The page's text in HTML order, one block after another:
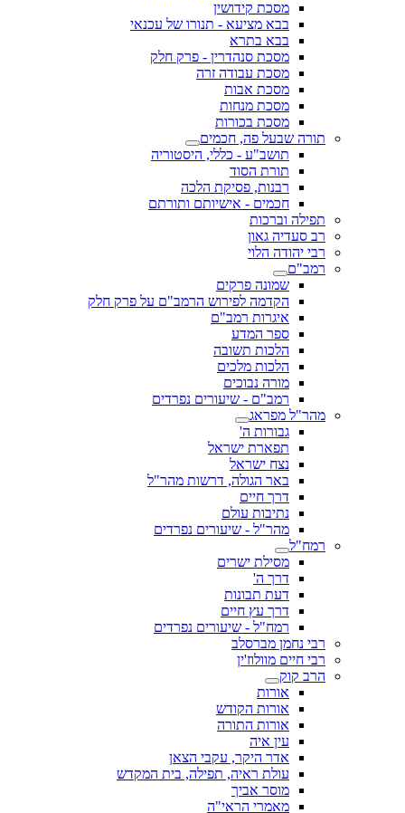
מסכת קידושין
בבא מציעא - תנורו של עכנאי
בבא בתרא
מסכת סנהדרין - פרק חלק
מסכת עבודה זרה
מסכת אבות
מסכת מנחות
מסכת בכורות
תורה שבעל פה, חכמים
תושב"ע - כללי, היסטוריה
תורת הסוד
רבנות, פסיקת הלכה
חכמים - אישיותם ותורתם
תפילה וברכות
רב סעדיה גאון
רבי יהודה הלוי
רמב"ם
שמונה פרקים
הקדמה לפירוש הרמב"ם על פרק חלק
איגרות רמב"ם
ספר המדע
הלכות תשובה
הלכות מלכים
מורה נבוכים
רמב"ם - שיעורים נפרדים
מהר"ל מפראג
גבורות ה'
תפארת ישראל
נצח ישראל
באר הגולה, דרשות מהר"ל
דרך חיים
נתיבות עולם
מהר"ל - שיעורים נפרדים
רמח"ל
מסילת ישרים
דרך ה'
דעת תבונות
דרך עץ חיים
רמח"ל - שיעורים נפרדים
רבי נחמן מברסלב
רבי חיים מוולוז'ין
הרב קוק
אורות
אורות הקודש
אורות התורה
עין איה
אדר היקר, עקבי הצאן
עולת ראיה, תפילה, בית המקדש
מוסר אביך
מאמרי הראי"ה